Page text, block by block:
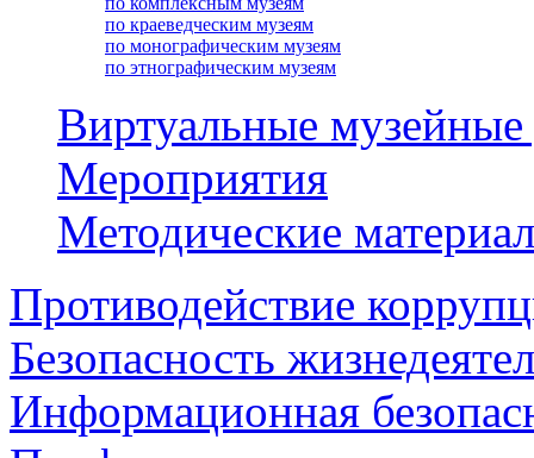
по краеведческим музеям
по монографическим музеям
по этнографическим музеям
Виртуальные
Мероприятия
Методические
Противодействие
Безопасность
Информационная